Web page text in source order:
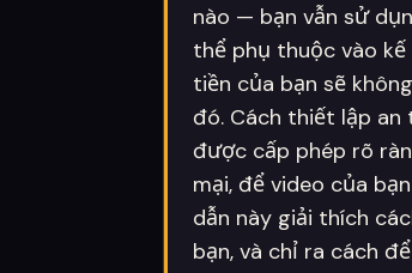
nào — bạn vẫn sử
thể phụ thuộc vào
tiền của bạn sẽ
đó. Cách thiết lập
được cấp phép rõ
mại, để video của
dẫn này giải thích
bạn, và chỉ ra cách